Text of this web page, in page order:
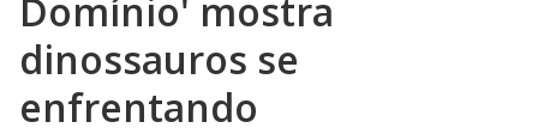
Domínio' mostra
dinossauros se
enfrentando